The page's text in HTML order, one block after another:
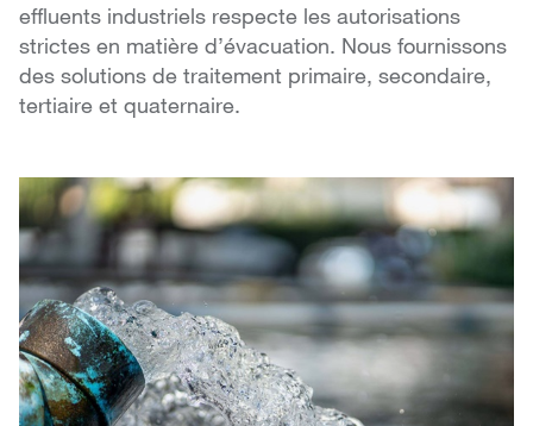
effluents industriels respecte les autorisations
strictes en matière d’évacuation. Nous fournissons
des solutions de traitement primaire, secondaire,
tertiaire et quaternaire.